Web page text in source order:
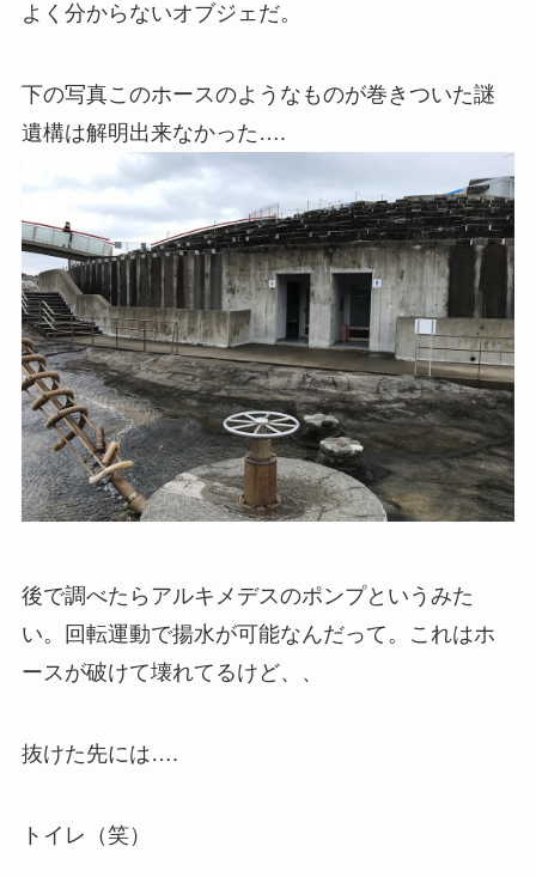
よく分からないオブジェだ。
下の写真このホースのようなものが巻きついた謎
遺構は解明出来なかった….
後で調べたらアルキメデスのポンプというみた
い。回転運動で揚水が可能なんだって。これはホ
ースが破けて壊れてるけど、、
抜けた先には….
トイレ（笑）